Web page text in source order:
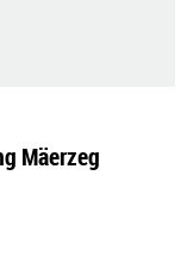
Mäerzeg